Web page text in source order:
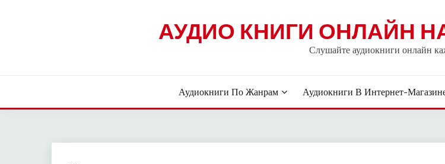
АУДИО КНИГИ ОНЛАЙН НА
Слушайте аудиокниги онлайн
Аудиокниги По Жанрам Аудиокниги В Интернет-